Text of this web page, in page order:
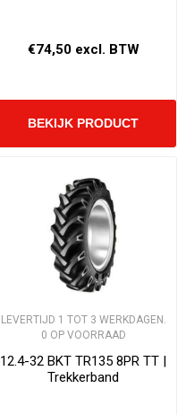
€74,50 excl. BTW
LEVERTIJD 1 TOT 3 WERKDAGEN.
0 OP VOORRAAD
12.4-32 BKT TR135 8PR TT |
Trekkerband